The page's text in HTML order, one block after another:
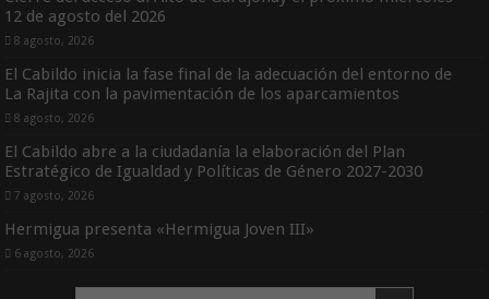
12 de agosto del 2026
8 agosto, 2026
El Cabildo inicia la fase final de la adecuación del entorno de
La Rajita con la pavimentación de los aparcamientos
8 agosto, 2026
El Cabildo abre a la ciudadanía la elaboración del Plan
Estratégico de Igualdad y Políticas de Género 2027-2030
7 agosto, 2026
Hermigua presenta «Hermigua Joven III»
6 agosto, 2026